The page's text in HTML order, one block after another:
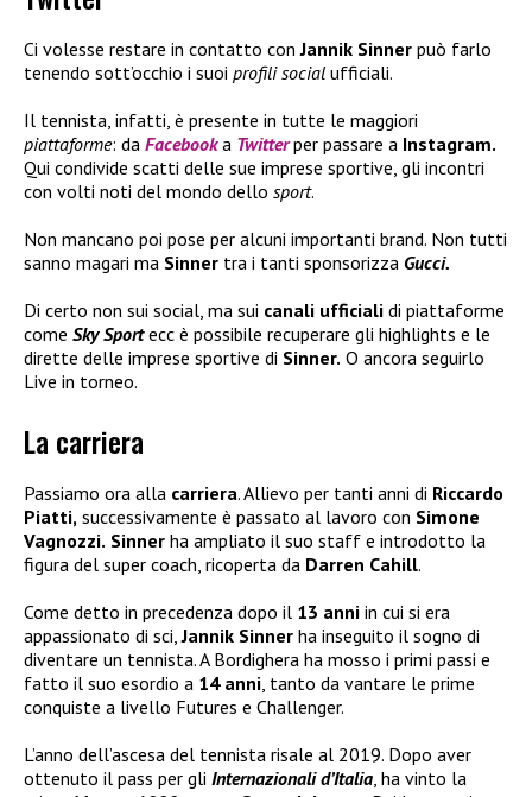
Ci volesse restare in contatto con Jannik Sinner può farlo
tenendo sott’occhio i suoi profili social ufficiali.
Il tennista, infatti, è presente in tutte le maggiori
piattaforme: da Facebooka Twitterper passare a Instagram.
Qui condivide scatti delle sue imprese sportive, gli incontri
con volti noti del mondo dello sport.
Non mancano poi pose per alcuni importanti brand. Non tutti
sanno magari ma Sinner tra i tanti sponsorizza Gucci.
Di certo non sui social, ma sui canali ufficiali di piattaforme
come Sky Sportecc è possibile recuperare gli highlights e le
dirette delle imprese sportive di Sinner. O ancora seguirlo
Live in torneo.
La carriera
Passiamo ora alla carriera. Allievo per tanti anni di Riccardo
Piatti, successivamente è passato al lavoro con Simone
Vagnozzi. Sinner ha ampliato il suo staff e introdotto la
figura del super coach, ricoperta da Darren Cahill.
Come detto in precedenza dopo il 13 anni in cui si era
appassionato di sci,Jannik Sinner ha inseguito il sogno di
diventare un tennista. A Bordighera ha mosso i primi passi e
fatto il suo esordio a 14 anni, tanto da vantare le prime
conquiste a livello Futures e Challenger.
L’anno dell’ascesa del tennista risale al 2019. Dopo aver
ottenuto il pass per gli Internazionali d’Italia, ha vinto la